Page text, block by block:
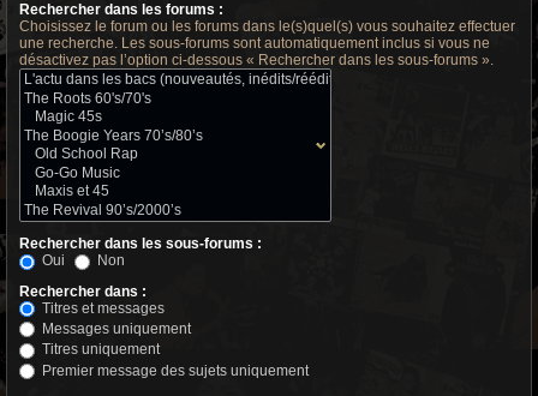
Rechercher dans les forums :
Choisissez le forum ou les forums dans le(s)quel(s) vous souhaitez effectuer
une recherche. Les sous-forums sont automatiquement inclus si vous ne
désactivez pas l’option ci-dessous « Rechercher dans les sous-forums ».
Rechercher dans les sous-forums :
Oui
Non
Rechercher dans :
Titres et messages
Messages uniquement
Titres uniquement
Premier message des sujets uniquement